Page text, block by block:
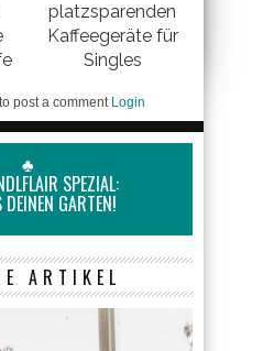
platzsparenden
Kaffeegeräte für
Singles
post a comment Login
♣
SPEZIAL:
GARTEN!
ARTIKEL